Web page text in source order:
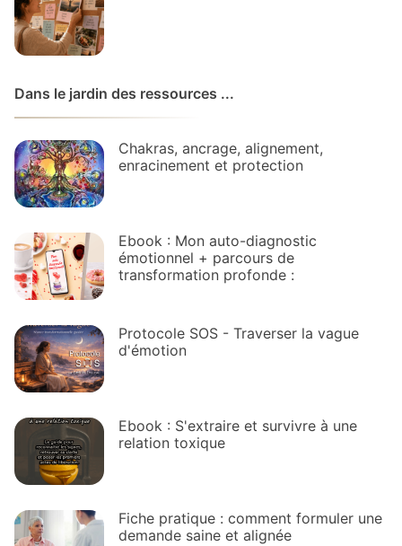
Dans le jardin des ressources ...
Chakras, ancrage, alignement,
enracinement et protection
Ebook : Mon auto-diagnostic
émotionnel + parcours de
transformation profonde :
Protocole SOS - Traverser la vague
d'émotion
Ebook : S'extraire et survivre à une
relation toxique
Fiche pratique : comment formuler une
demande saine et alignée